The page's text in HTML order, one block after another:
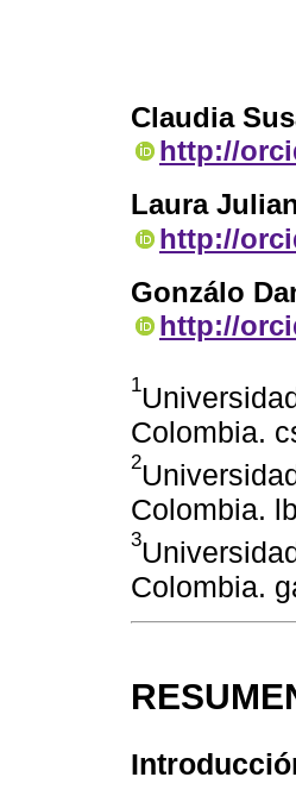
Claudia
http://
Laura
http://
Gonzálo
http://
1
Colombia.
2
Colombia.
3
Colombia.